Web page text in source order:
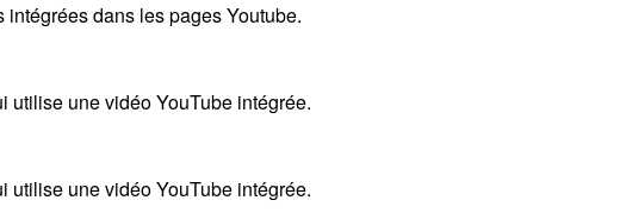
dans les pages Youtube.
utilise une vidéo YouTube intégrée.
utilise une vidéo YouTube intégrée.